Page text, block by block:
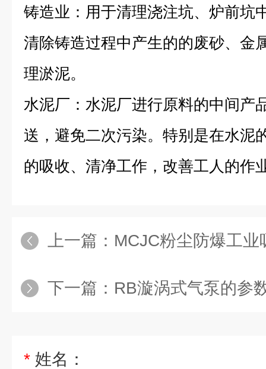
铸造业：用于清理浇注坑、炉前坑
清除铸造过程中产生的的废砂、金
理淤泥。
水泥厂：水泥厂进行原料的中间产
送，避免二次污染。特别是在水泥
的吸收、清净工作，改善工人的作
上一篇： MCJC粉尘防爆工业
下一篇： RB漩涡式气泵的参
* 姓名：